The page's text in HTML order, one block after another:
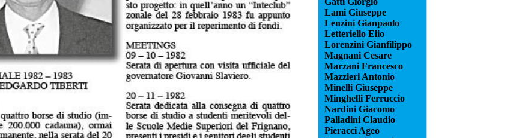
Lami Giuseppe
Lenzini Gianpaolo
Letteriello Elio
Lorenzini Gianfilippo
Magnani Cesare
Marzani Francesco
Mazzieri Antonio
Minelli Giuseppe
Minghelli Ferruccio
Nardini Giacomo
Palladini Claudio
Pieracci Ageo